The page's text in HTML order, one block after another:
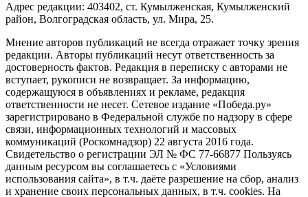
Адрес редакции: 403402, ст. Кумылженская, Кумылженский
район, Волгоградская область, ул. Мира, 25.
Мнение авторов публикаций не всегда отражает точку зрения
редакции. Авторы публикаций несут ответственность за
достоверность фактов. Редакция в переписку с авторами не
вступает, рукописи не возвращает. За информацию,
содержащуюся в объявлениях и рекламе, редакция
ответственности не несет. Сетевое издание «Победа.ру»
зарегистрировано в Федеральной службе по надзору в сфере
связи, информационных технологий и массовых
коммуникаций (Роскомнадзор) 22 августа 2016 года.
Свидетельство о регистрации ЭЛ № ФС 77-66877 Пользуясь
данным ресурсом вы соглашаетесь с «Условиями
использования сайта», в т.ч. даёте разрешение на сбор, анализ
и хранение своих персональных данных, в т.ч. cookies. На